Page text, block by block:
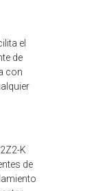
el
de
con
K
de